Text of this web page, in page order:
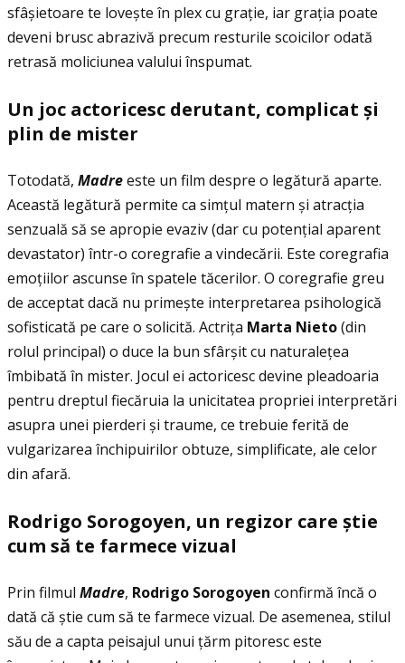
sfâșietoare te lovește în plex cu graţie, iar graţia poate
deveni brusc abrazivă precum resturile scoicilor odată
retrasă moliciunea valului înspumat.
Un joc actoricesc derutant, complicat și
plin de mister
Totodată, Madreeste un film despre o legătură aparte.
Această legătură permite ca simţul matern și atracţia
senzuală să se apropie evaziv (dar cu potenţial aparent
devastator) într-o coregrafie a vindecării. Este coregrafia
emoţiilor ascunse în spatele tăcerilor. O coregrafie greu
de acceptat dacă nu primește interpretarea psihologică
sofisticată pe care o solicită. Actriţa Marta Nieto(din
rolul principal) o duce la bun sfârșit cu naturaleţea
îmbibată în mister. Jocul ei actoricesc devine pleadoaria
pentru dreptul fiecăruia la unicitatea propriei interpretări
asupra unei pierderi și traume, ce trebuie ferită de
vulgarizarea închipuirilor obtuze, simplificate, ale celor
din afară.
Rodrigo Sorogoyen, un regizor care știe
cum să te farmece vizual
Prin filmul Madre, Rodrigo Sorogoyen confirmă încă o
dată că știe cum să te farmece vizual. De asemenea, stilul
său de a capta peisajul unui ţărm pitoresc este